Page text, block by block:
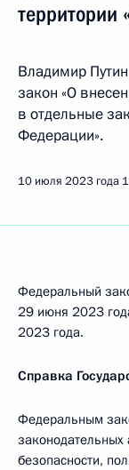
территории
Владимир
закон «О
в отдельные
Федерации».
10 июля 2023 года
Федеральный
29 июня 2023
2023 года.
Справка
Федеральным
законодательных
безопасности,